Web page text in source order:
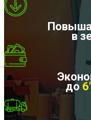
в
до